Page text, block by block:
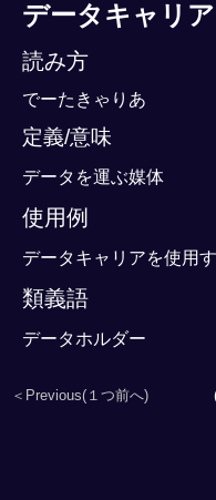
データキャリア
読み方
でーたきゃりあ
定義/意味
データを運ぶ媒体
使用例
データキャリアを使用
類義語
データホルダー
＜Previous(１つ前へ)